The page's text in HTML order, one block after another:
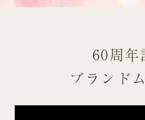
60周年
ブランド